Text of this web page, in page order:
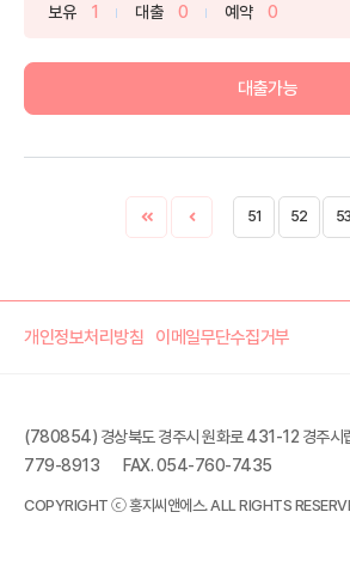
보유 1 대출 0 예약 0
대출가능
51 52 53
개인정보처리방침 이메일무단수집거부
(780854) 경상북도 경주시 원화로 431-12 경주시
779-8913
FAX. 054-760-7435
COPYRIGHT ⓒ 홍지씨앤에스. ALL RIGHTS